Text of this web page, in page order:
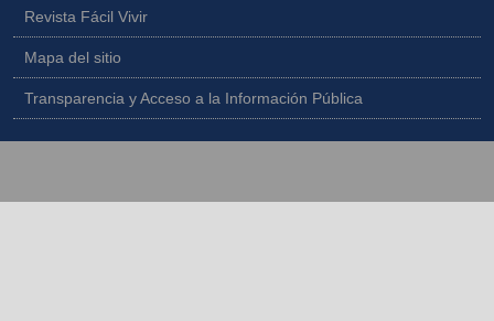
Revista Fácil Vivir
Mapa del sitio
Transparencia y Acceso a la Información Pública